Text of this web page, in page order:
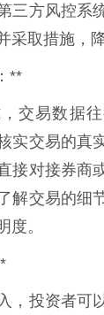
三方风控系
采取措施，
**
交易数据
实交易的真
接对接券商
解交易的细
度。
，投资者可